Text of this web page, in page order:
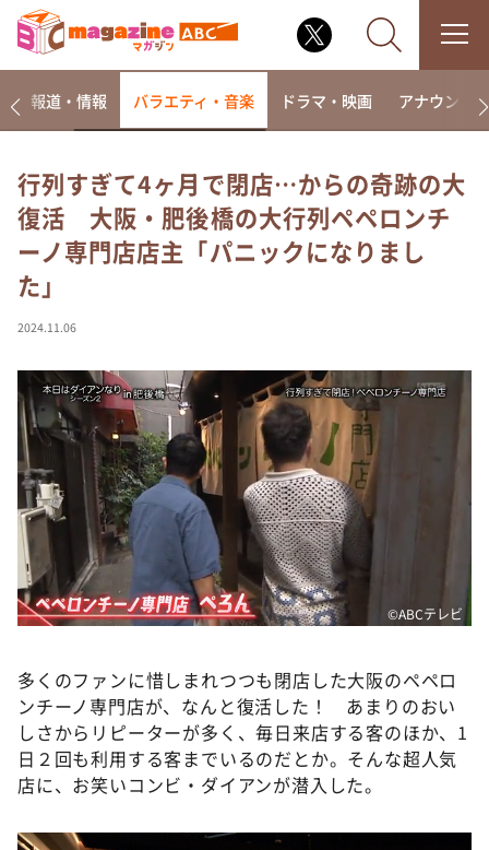
なるみ・岡村の過ぎるTV
相席食堂
～人生密着トークバラエティ！～ やすとものいたっ
て真剣です
探偵！ナイトスクープ
news おかえり
河合＆A.B.C-Z塚田×福井アナ「なんでやねん！？」
（news おかえり）
DAIGOも台所 ～きょうの献立 何にする？～
本日はダイアンなり！シーズン２
朝だ！生です旅サラダ
教えて！ニュースライブ 正義のミカタ
新婚さんいらっしゃい！
ポツンと一軒家
ザキ山小屋本館
ぺこぱのまるスポ
アナ回覧板
報道・情報 バラエティ・音楽 ドラマ・映画 アナウンサー
行列すぎて4ヶ月で閉店…からの奇跡の大
復活 大阪・肥後橋の大行列ペペロンチ
ーノ専門店店主「パニックになりまし
た」
2024.11.06
©️ABCテレビ
多くのファンに惜しまれつつも閉店した大阪のペペロ
ンチーノ専門店が、なんと復活した！ あまりのおい
しさからリピーターが多く、毎日来店する客のほか、1
日２回も利用する客までいるのだとか。そんな超人気
店に、お笑いコンビ・ダイアンが潜入した。